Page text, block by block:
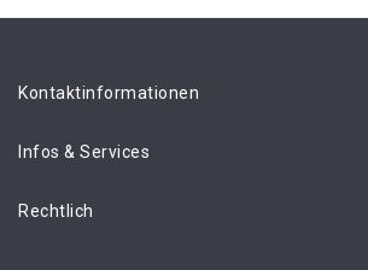
Kontaktinformationen
Infos & Services
Rechtlich